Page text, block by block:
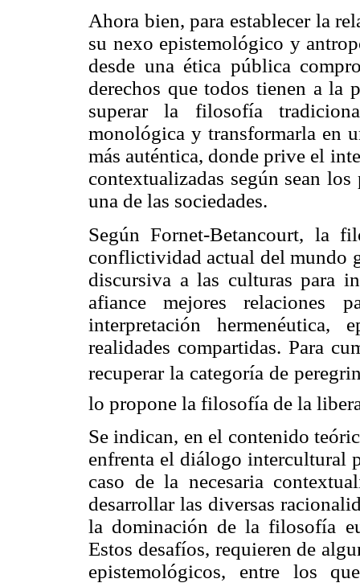
Ahora bien, para establecer la
su nexo epistemológico y
desde una ética pública
derechos que todos tienen a
superar la filosofía
monológica y transformarla en
más auténtica, donde prive el
contextualizadas según sean
una de las sociedades.
Según Fornet-Betancourt, la
conflictividad actual del mundo
discursiva a las culturas para
afiance mejores relaciones
interpretación
realidades compartidas. Para
recuperar la categoría de
lo propone la filosofía de la
Se indican, en el contenido
enfrenta el diálogo intercultural
caso de la necesaria
desarrollar las diversas
la dominación de la filosofía
Estos desafíos, requieren de
epistemológicos, entre los